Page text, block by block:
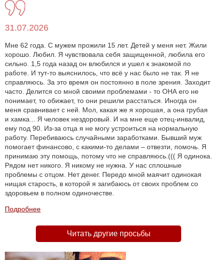
31.07.2026
Мне 62 года. С мужем прожили 15 лет. Детей у меня нет. Жили
хорошо. Любил. Я чувствовала себя защищенной, любила его
сильно. 1,5 года назад он влюбился и ушел к знакомой по
работе. И тут-то выяснилось, что всё у нас было не так. Я не
справляюсь. За это время он постоянно в поле зрения. Заходит
часто. Делится со мной своими проблемами - то ОНА его не
понимает, то обижает, то они решили расстаться. Иногда он
меня сравнивает с ней. Мол, какая же я хорошая, а она грубая
и хамка... Я человек нездоровый. И на мне еще отец-инвалид,
ему под 90. Из-за отца я не могу устроиться на нормальную
работу. Перебиваюсь случайными заработками. Бывший муж
помогает финансово, с какими-то делами – отвезти, помочь. Я
принимаю эту помощь, потому что не справляюсь.((( Я одинока.
Рядом нет никого. Я никому не нужна. У нас сплошные
проблемы с отцом. Нет денег. Передо мной маячит одинокая
нищая старость, в которой я загибаюсь от своих проблем со
здоровьем в полном одиночестве.
Подробнее
Читать другие просьбы